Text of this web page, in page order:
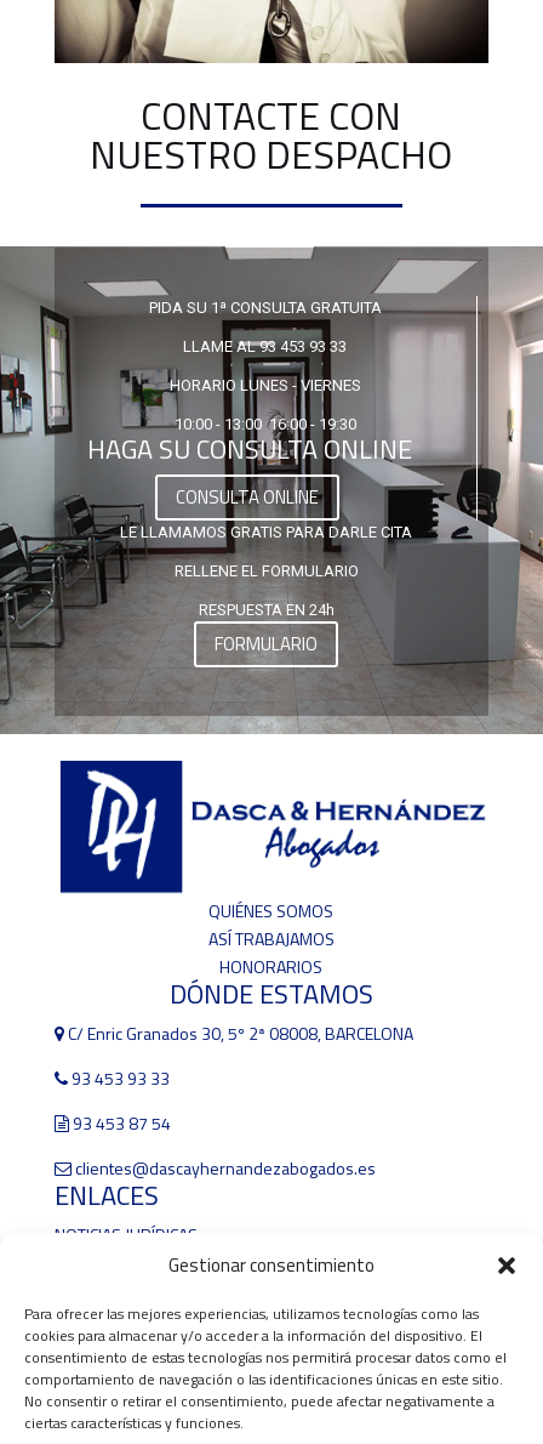
Gestionar consentimiento
Para ofrecer las mejores experiencias, utilizamos tecnologías como las
cookies para almacenar y/o acceder a la información del dispositivo. El
consentimiento de estas tecnologías nos permitirá procesar datos como el
comportamiento de navegación o las identificaciones únicas en este sitio.
No consentir o retirar el consentimiento, puede afectar negativamente a
ciertas características y funciones.
CONTACTE CON
NUESTRO DESPACHO
PIDA SU 1ª CONSULTA GRATUITA
LLAME AL 93 453 93 33
HORARIO LUNES - VIERNES
10:00 - 13:00 16:00 - 19:30
HAGA SU CONSULTA ONLINE
CONSULTA ONLINE
LE LLAMAMOS GRATIS PARA DARLE CITA
RELLENE EL FORMULARIO
RESPUESTA EN 24h
FORMULARIO
QUIÉNES SOMOS
ASÍ TRABAJAMOS
HONORARIOS
DÓNDE ESTAMOS
C/ Enric Granados 30, 5º 2ª 08008, BARCELONA
93 453 93 33
93 453 87 54
clientes@dascayhernandezabogados.es
ENLACES
NOTICIAS JURÍDICAS
BOPB
COLEGIO DE LA ABOGACÍA DE BARCELONA
AYUNTAMENT DE BARCELONA
ABOGADOS SEPARACIONES DIVORCIOS EN BARCELONA
ABOGADOS PENALISTAS URGENTES EN BARCELONA